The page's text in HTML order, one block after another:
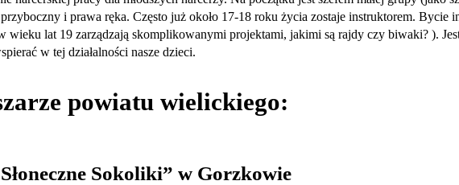
i prawa ręka. Często już około 17-18 roku życia zostaje instruktorem. Bycie
wieku lat 19 zarządzają skomplikowanymi projektami, jakimi są rajdy czy biwaki? ).
w tej działalności nasze dzieci.
powiatu wielickiego:
Sokoliki” w Gorzkowie